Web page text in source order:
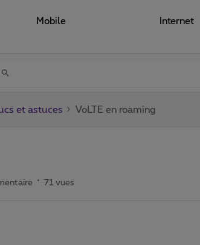
Mobile Internet
et astuces VoLTE en roaming
71 vues